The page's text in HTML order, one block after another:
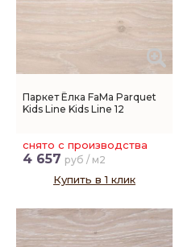
Паркет Ёлка FaMa Parquet
Kids Line Kids Line 12
снято с производства
4 657 руб / м2
Купить в 1 клик